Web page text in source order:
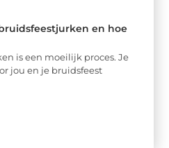
en hoe
is een moeilijk proces. Je
jou en je bruidsfeest